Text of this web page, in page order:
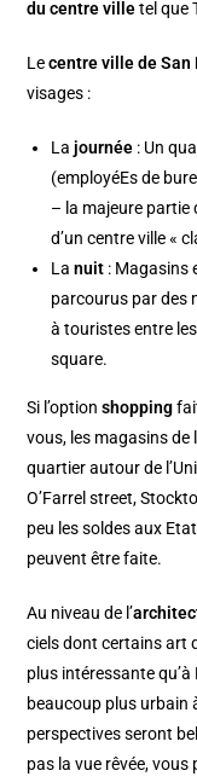
du centre villetel que
Lecentre ville de San
visages :
Lajournée : Un
(employéEs de
– la majeure partie
d’un centre ville «
Lanuit : Magasins
parcourus par des
à touristes entre
square.
Si l’optionshopping
vous, les magasins
quartier autour de
O’Farrel street,
peu les soldes aux
peuvent être faite.
Au niveau de l’
ciels dont certains art
plus intéressante
beaucoup plus urbain
perspectives seront
pas la vue rêvée,